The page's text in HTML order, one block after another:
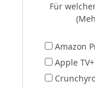
Für
Amazon
Apple TV+